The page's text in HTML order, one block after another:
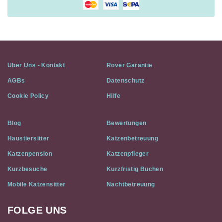
Über Uns - Kontakt Rover Garantie
AGBs Datenschutz
Cookie Policy Hilfe
Blog Bewertungen
Haustiersitter Katzenbetreuung
Katzenpension Katzenpfleger
Kurzbesuche Kurzfristig Buchen
Mobile Katzensitter Nachtbetreuung
Cat
FOLGE UNS